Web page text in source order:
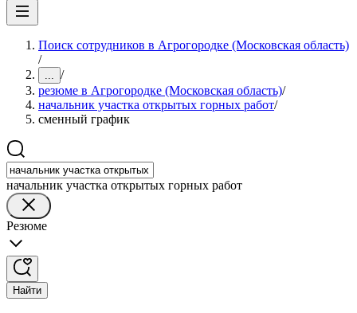
Поиск сотрудников в Агрогородке (Московская область)
/
... /
резюме в Агрогородке (Московская область)/
начальник участка открытых горных работ/
сменный график
начальник участка открытых горных работ
Резюме
Найти